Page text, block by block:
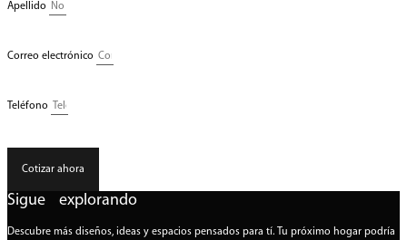
Apellido
Correo electrónico
Teléfono
Cotizar ahora
Sigue explorando
Descubre más diseños, ideas y espacios pensados para tí. Tu próximo hogar podría